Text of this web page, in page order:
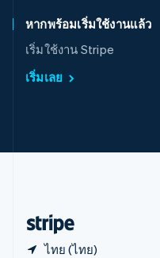
หากพร้อมเริ่มใช้งานแล้ว
เริ่มใช้งาน Stripe
เริ่มเลย
ไทย (ไทย)
English
DeutschEnglish
Italiano